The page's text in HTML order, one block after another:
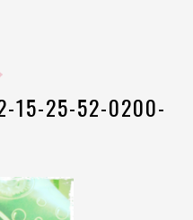
15-25-52-0200-